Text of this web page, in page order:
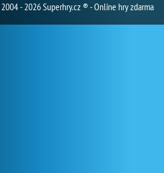
- 2026 Superhry.cz ® - Online hry zdarma